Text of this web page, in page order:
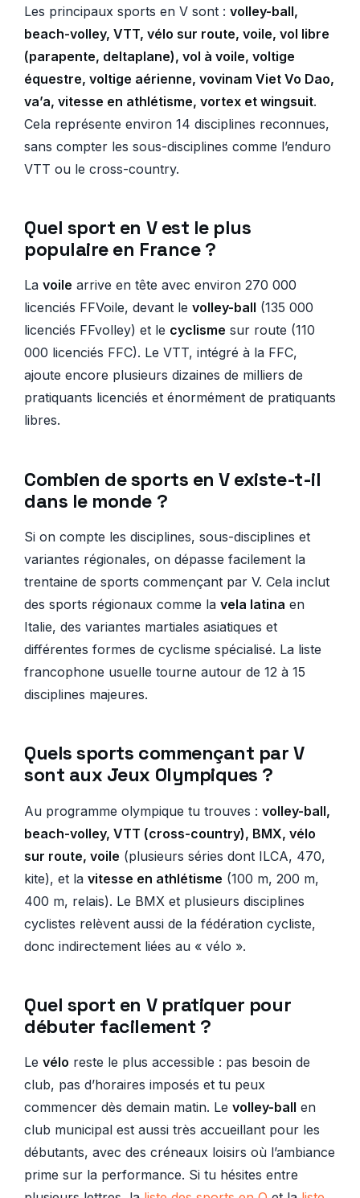
Les principaux sports en V sont : volley-ball,
beach-volley, VTT, vélo sur route, voile, vol libre
(parapente, deltaplane), vol à voile, voltige
équestre, voltige aérienne, vovinam Viet Vo Dao,
va’a, vitesse en athlétisme, vortex et wingsuit.
Cela représente environ 14 disciplines reconnues,
sans compter les sous-disciplines comme l’enduro
VTT ou le cross-country.
Quel sport en V est le plus
populaire en France ?
La voile arrive en tête avec environ 270 000
licenciés FFVoile, devant le volley-ball (135 000
licenciés FFvolley) et le cyclisme sur route (110
000 licenciés FFC). Le VTT, intégré à la FFC,
ajoute encore plusieurs dizaines de milliers de
pratiquants licenciés et énormément de pratiquants
libres.
Combien de sports en V existe-t-il
dans le monde ?
Si on compte les disciplines, sous-disciplines et
variantes régionales, on dépasse facilement la
trentaine de sports commençant par V. Cela inclut
des sports régionaux comme la vela latina en
Italie, des variantes martiales asiatiques et
différentes formes de cyclisme spécialisé. La liste
francophone usuelle tourne autour de 12 à 15
disciplines majeures.
Quels sports commençant par V
sont aux Jeux Olympiques ?
Au programme olympique tu trouves : volley-ball,
beach-volley, VTT (cross-country), BMX, vélo
sur route, voile (plusieurs séries dont ILCA, 470,
kite), et la vitesse en athlétisme (100 m, 200 m,
400 m, relais). Le BMX et plusieurs disciplines
cyclistes relèvent aussi de la fédération cycliste,
donc indirectement liées au « vélo ».
Quel sport en V pratiquer pour
débuter facilement ?
Le vélo reste le plus accessible : pas besoin de
club, pas d’horaires imposés et tu peux
commencer dès demain matin. Le volley-ball en
club municipal est aussi très accueillant pour les
débutants, avec des créneaux loisirs où l’ambiance
prime sur la performance. Si tu hésites entre